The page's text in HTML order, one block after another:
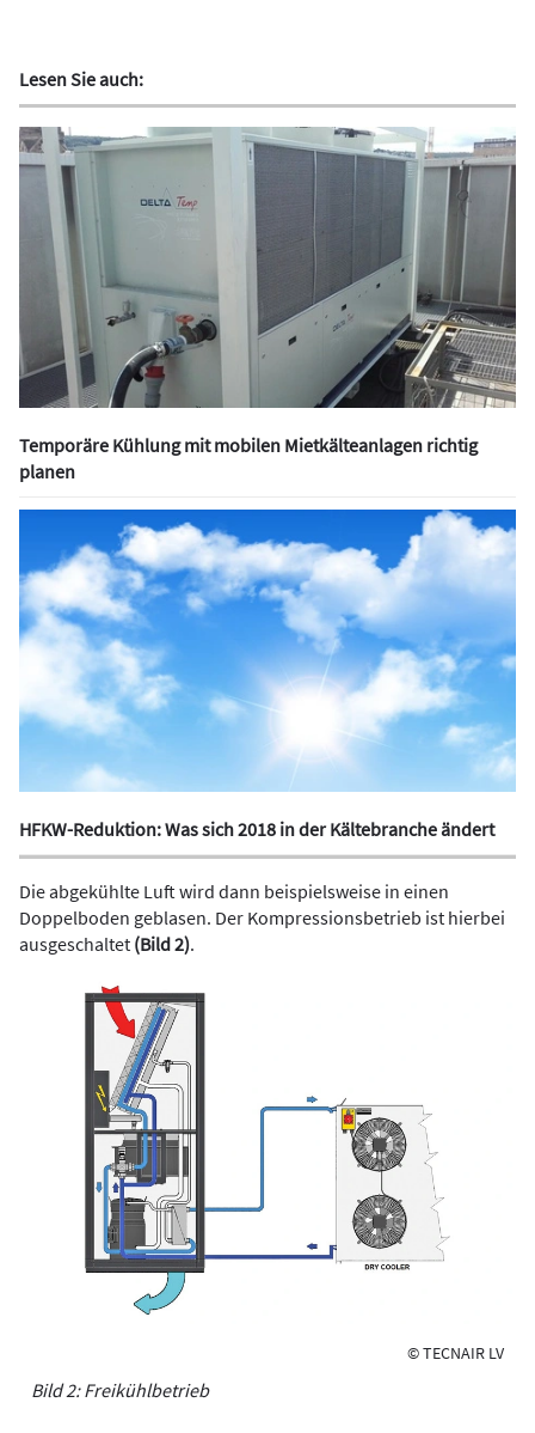
Lesen Sie auch:
Temporäre Kühlung mit mobilen Mietkälteanlagen richtig
planen
HFKW-Reduktion: Was sich 2018 in der Kältebranche ändert
Die abgekühlte Luft wird dann beispielsweise in einen
Doppelboden geblasen. Der Kompressionsbetrieb ist hierbei
ausgeschaltet (Bild 2).
© TECNAIR LV
Bild 2: Freikühlbetrieb